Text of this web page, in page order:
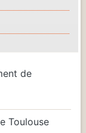
de
Toulouse